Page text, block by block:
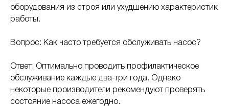
оборудования из строя или ухудшению характеристик
работы.
Вопрос: Как часто требуется обслуживать насос?
Ответ: Оптимально проводить профилактическое
обслуживание каждые два-три года. Однако
некоторые производители рекомендуют проверять
состояние насоса ежегодно.